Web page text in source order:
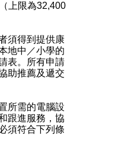
上限為32,400
須得到提供康
地中／小學的
表。所有申請
助推薦及遞交
所需的電腦設
跟進服務，協
須符合下列條